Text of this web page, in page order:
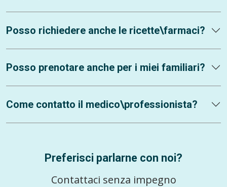
Posso richiedere anche le ricette\farmaci?
Posso prenotare anche per i miei familiari?
Come contatto il medico\professionista?
Preferisci parlarne con noi?
Contattaci senza impegno